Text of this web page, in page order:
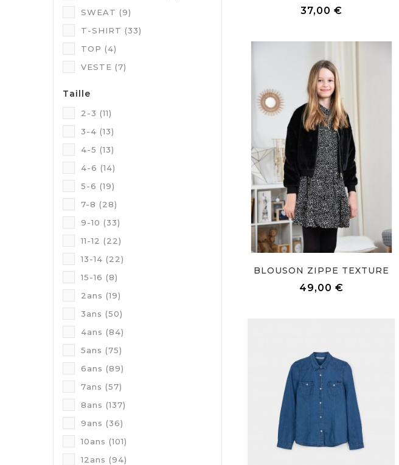
SWEAT (9)
T-SHIRT (33)
TOP (4)
VESTE (7)
Taille
2-3 (11)
3-4 (13)
4-5 (13)
4-6 (14)
5-6 (19)
7-8 (28)
9-10 (33)
11-12 (22)
13-14 (22)
15-16 (8)
2ans (19)
3ans (50)
4ans (84)
5ans (75)
6ans (89)
7ans (57)
8ans (137)
9ans (36)
10ans (101)
12ans (94)
37,00 €Prix
BLOUSON ZIPPE TEXTURE
49,00 €Prix